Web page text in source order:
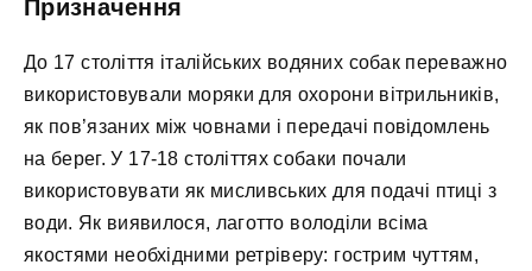
Призначення
До 17 століття італійських водяних собак переважно
використовували моряки для охорони вітрильників,
як пов’язаних між човнами і передачі повідомлень
на берег. У 17-18 століттях собаки почали
використовувати як мисливських для подачі птиці з
води. Як виявилося, лаготто володіли всіма
якостями необхідними ретріверу: гострим чуттям,